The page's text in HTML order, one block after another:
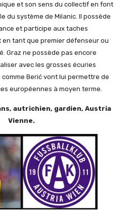
et son sens du collectif en font
du système de Milanic. Il possède
et participe aux taches
tant que premier défenseur ou
Graz ne possède pas encore
avec les grosses écuries
Berić vont lui permettre de
européennes à moyen terme.
autrichien, gardien, Austria
Vienne.